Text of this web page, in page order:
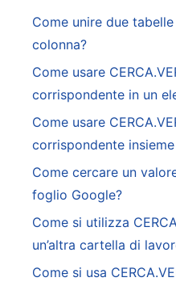
Come unire due
colonna?
Come usare
corrispondente in un
Come usare
corrispondente
Come cercare un
foglio Google?
Come si utilizza
un’altra cartella di
Come si usa